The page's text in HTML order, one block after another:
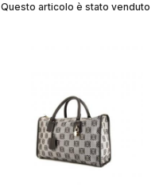
Questo articolo è stato venduto